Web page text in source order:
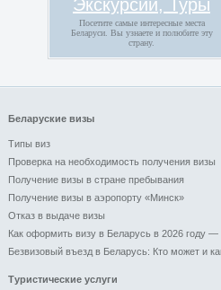
Экскурсии, Туры
Посетите самые интересные места
Беларуси. Вы узнаете и полюбите эту
страну.
Беларуские визы
Типы виз
Проверка на необходимость получения визы
Получение визы в стране пребывания
Получение визы в аэропорту «Минск»
Отказ в выдаче визы
Как оформить визу в Беларусь в 2026 году —
Безвизовый въезд в Беларусь: Кто может и
Туристические услуги